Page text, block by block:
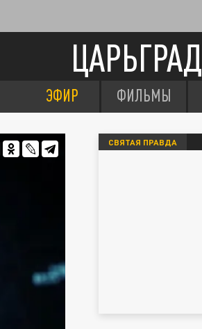
ЦАРЬГРАД
ЭФИР ФИЛЬМЫ
СВЯТАЯ ПРАВДА